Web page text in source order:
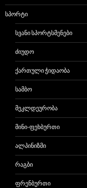
ᲡᲞᲝᲠᲢᲘ
ᲡᲕᲐᲜᲘ ᲡᲞᲝᲠᲢᲡᲛᲔᲜᲔᲑᲘ
ᲫᲘᲣᲓᲝ
ᲥᲐᲠᲗᲣᲚᲘ ᲭᲘᲓᲐᲝᲑᲐ
ᲡᲐᲛᲑᲝ
ᲛᲔᲙᲚᲓᲔᲣᲠᲝᲑᲐ
ᲛᲘᲜᲘ-ᲤᲔᲮᲑᲣᲠᲗᲘ
ᲐᲚᲞᲘᲜᲘᲖᲛᲘ
ᲠᲐᲒᲑᲘ
ᲤᲠᲔᲜᲑᲣᲠᲗᲘ